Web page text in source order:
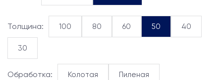
Толщина: 100 80 60 50 40
30
Обработка: Колотая Пиленая